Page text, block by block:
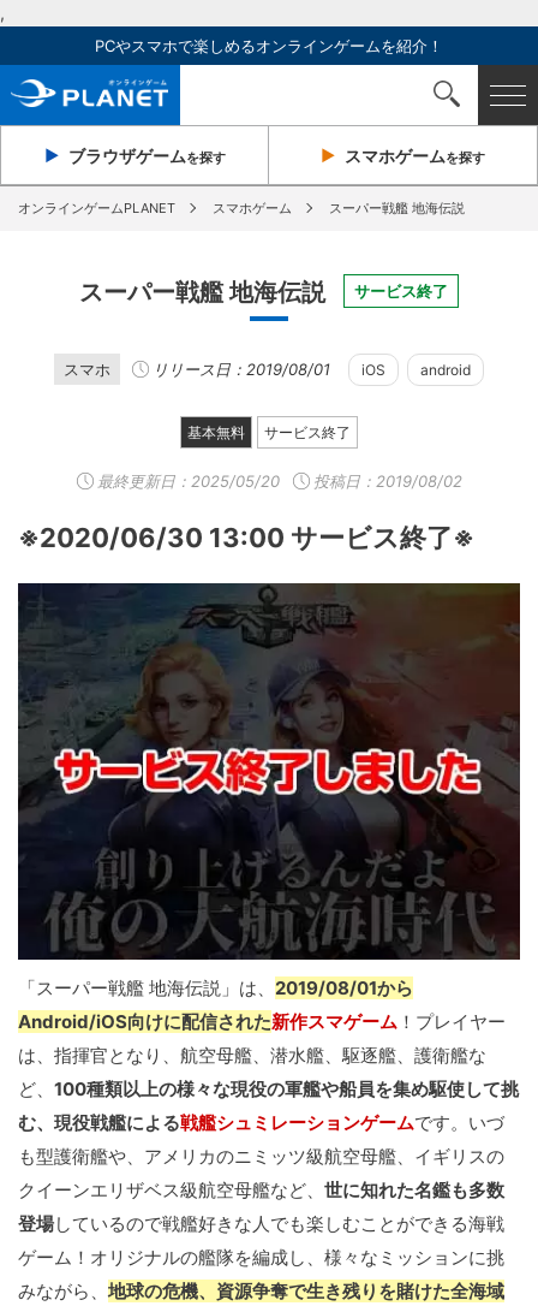
,
PCやスマホで楽しめるオンラインゲームを紹介！
ブラウザゲームを探す スマホゲームを探す
オンラインゲームPLANET スマホゲーム スーパー戦艦 地海伝説
スーパー戦艦 地海伝説 サービス終了
スマホ リリース日：2019/08/01 iOS android
基本無料 サービス終了
最終更新日： 2025/05/20 投稿日：2019/08/02
※2020/06/30 13:00 サービス終了※
「スーパー戦艦 地海伝説」は、 2019/08/01から
Android/iOS向けに配信された新作スマゲーム ！プレイヤー
は、指揮官となり、航空母艦、潜水艦、駆逐艦、護衛艦な
ど、 100種類以上の様々な現役の軍艦や船員を集め駆使して挑
む、現役戦艦による戦艦シュミレーションゲームです。いづ
も型護衛艦や、アメリカのニミッツ級航空母艦、イギリスの
クイーンエリザベス級航空母艦など、 世に知れた名鑑も多数
登場しているので戦艦好きな人でも楽しむことができる海戦
ゲーム！オリジナルの艦隊を編成し、様々なミッションに挑
みながら、 地球の危機、資源争奪で生き残りを賭けた全海域